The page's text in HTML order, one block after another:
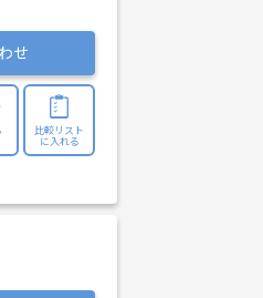
せ
比較リスト
に入れる